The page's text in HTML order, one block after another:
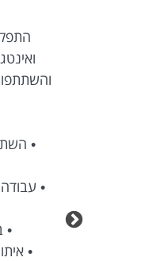
•
•
•
•